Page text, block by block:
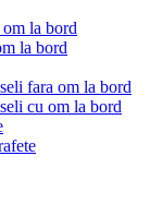
la bord
la bord
fara om la bord
cu om la bord